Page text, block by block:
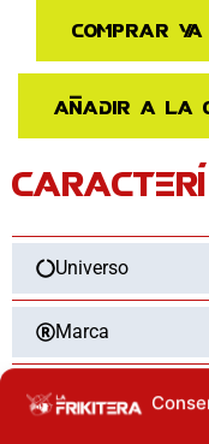
SHIPPUDEN
STARS
cantidad
Comprar ya
Añadir a la
Universo
Marca
Categoría